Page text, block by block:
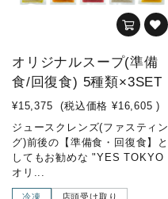
オリジナルスープ(準備
食/回復食) 5種類×3SET
¥15,375 (税込価格 ¥16,605 )
ジュースクレンズ(ファスティン
グ)前後の【準備食・回復食】と
してもお勧めな "YES TOKYO
オリ...
冷凍
店頭受け取り